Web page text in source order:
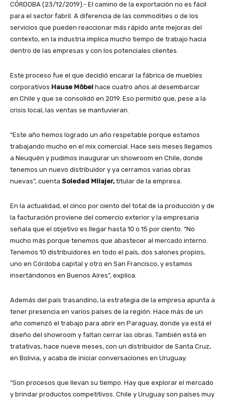
CÓRDOBA (23/12/2019).- El camino de la exportación no es fácil
para el sector fabril. A diferencia de las commodities o de los
servicios que pueden reaccionar más rápido ante mejoras del
contexto, en la industria implica mucho tiempo de trabajo hacia
dentro de las empresas y con los potenciales clientes.
Este proceso fue el que decidió encarar la fábrica de muebles
corporativos Hause Möbel hace cuatro años al desembarcar
en Chile y que se consolidó en 2019. Eso permitió que, pese a la
crisis local, las ventas se mantuvieran.
“Este año hemos logrado un año respetable porque estamos
trabajando mucho en el mix comercial. Hace seis meses llegamos
a Neuquén y pudimos inaugurar un showroom en Chile, donde
tenemos un nuevo distribuidor y ya cerramos varias obras
nuevas”, cuenta Soledad Milajer,titular de la empresa.
En la actualidad, el cinco por ciento del total de la producción y de
la facturación proviene del comercio exterior y la empresaria
señala que el objetivo es llegar hasta 10 o 15 por ciento. “No
mucho más porque tenemos que abastecer al mercado interno.
Tenemos 10 distribuidores en todo el país, dos salones propios,
uno en Córdoba capital y otro en San Francisco, y estamos
insertándonos en Buenos Aires”, explica.
Además del país trasandino, la estrategia de la empresa apunta a
tener presencia en varios países de la región. Hace más de un
año comenzó el trabajo para abrir en Paraguay, donde ya está el
diseño del showroom y faltan cerrar las obras. También está en
tratativas, hace nueve meses, con un distribuidor de Santa Cruz,
en Bolivia, y acaba de iniciar conversaciones en Uruguay.
“Son procesos que llevan su tiempo. Hay que explorar el mercado
y brindar productos competitivos. Chile y Uruguay son países muy